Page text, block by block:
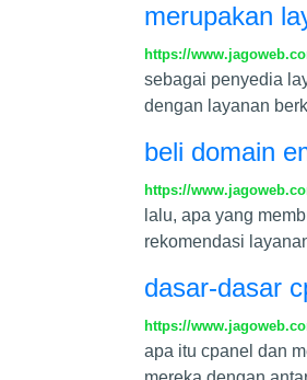
merupakan
https://
sebagai penyedia
dengan layanan
beli domain
https://
lalu, apa yang
rekomendasi
dasar-dasar
https://
apa itu cpanel dan